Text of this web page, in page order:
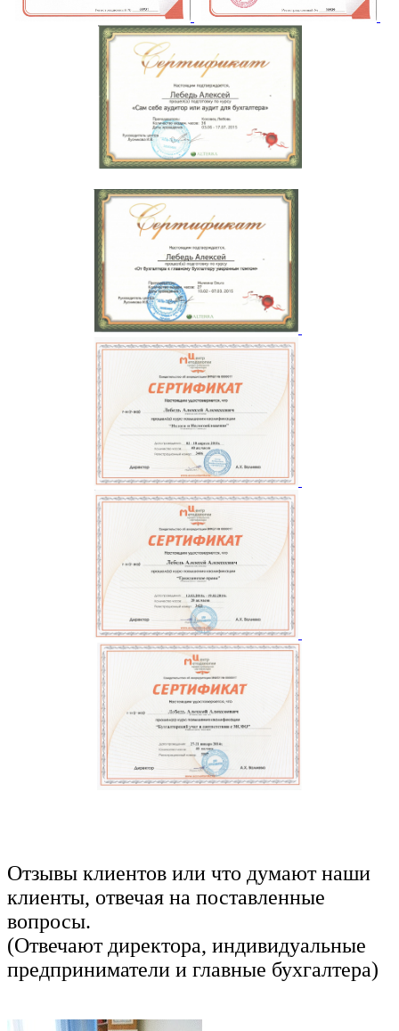
Отзывы клиентов или что думают наши
клиенты, отвечая на поставленные
вопросы.
(Отвечают директора, индивидуальные
предприниматели и главные бухгалтера)